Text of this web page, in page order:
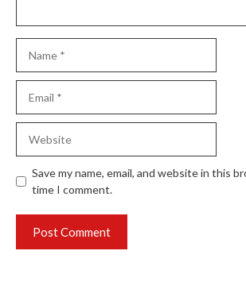
Save my name, email, and website in this
time I comment.